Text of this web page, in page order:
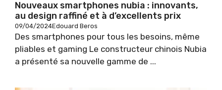
Nouveaux smartphones nubia : innovants,
au design raffiné et à d’excellents prix
09/04/2024Edouard Beros
Des smartphones pour tous les besoins, même
pliables et gaming Le constructeur chinois Nubia
a présenté sa nouvelle gamme de ...